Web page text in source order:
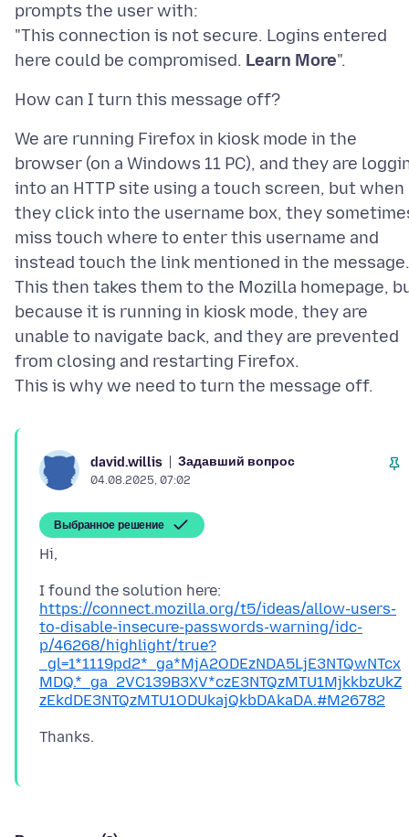
prompts the user with:
"This connection is not secure. Logins entered
here could be compromised. Learn More
We are running Firefox in kiosk mode in the
browser (on a Windows 11 PC), and they are
into an HTTP site using a touch screen, but when
they click into the username box, they
miss touch where to enter this username and
instead touch the link mentioned in the message.
This then takes them to the Mozilla homepage,
because it is running in kiosk mode, they are
unable to navigate back, and they are prevented
from closing and restarting Firefox.
david.willis Задавший вопрос
04.08.2025, 07:02
Выбранное решение
https://connect.mozilla.org/t5/ideas/allow-users-
to-disable-insecure-passwords-warning/idc-
p/46268/highlight/true?
_gl=1*1119pd2*_ga*MjA2ODEzNDA5LjE3NTQwNTcx
MDQ.*_ga_2VC139B3XV*czE3NTQzMTU1MjkkbzUkZ
zEkdDE3NTQzMTU1ODUkajQkbDAkaDA.#M26782